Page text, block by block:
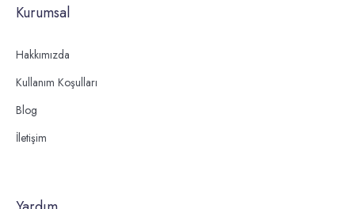
Kurumsal
Hakkımızda
Kullanım Koşulları
Blog
İletişim